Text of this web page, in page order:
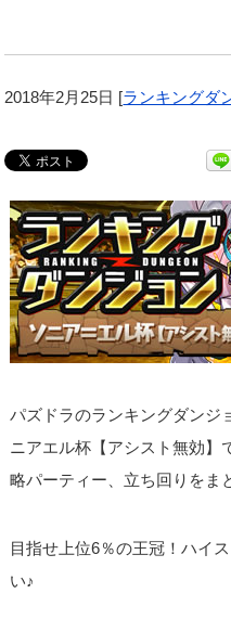
2018年2月25日 [ランキングダ
パズドラのランキングダンジ
ニアエル杯【アシスト無効】
略パーティー、立ち回りをま
目指せ上位6％の王冠！ハイ
い♪